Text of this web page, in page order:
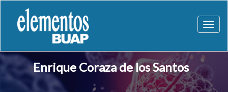
Enrique Coraza de los Santos